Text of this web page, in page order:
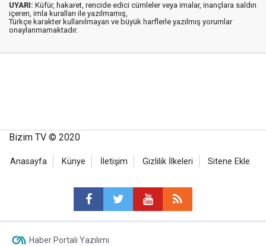
UYARI: Küfür, hakaret, rencide edici cümleler veya imalar, inançlara saldırı
içeren, imla kuralları ile yazılmamış,
Türkçe karakter kullanılmayan ve büyük harflerle yazılmış yorumlar
onaylanmamaktadır.
Bizim TV © 2020
Anasayfa Künye İletişim Gizlilik İlkeleri Sitene Ekle
Haber Portalı Yazılımı